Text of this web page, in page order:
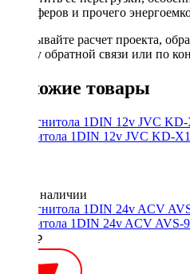
сабвуферов и прочего
Заказывайте расчет проекта,
форму обратной связи или по
Похожие товары
Магнитола 1DIN 12v JVC KD-
Нет в наличии
Магнитола 1DIN 24v ACV
3400 ₽